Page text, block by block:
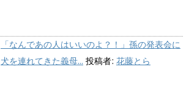
「なんであの人はいいのよ？！」孫の発表会に
犬を連れてきた義母... 投稿者: 花藤とら